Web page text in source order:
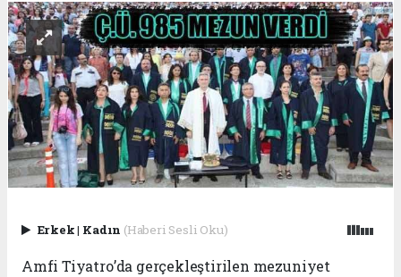
Erkek| Kadın (Haberi Sesli Oku)
Amfi Tiyatro’da gerçekleştirilen mezuniyet